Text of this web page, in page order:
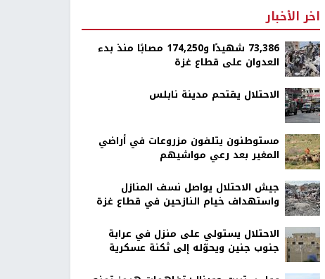
اخر الأخبار
73,386 شهيدًا و174,250 مصابًا منذ بدء
العدوان على قطاع غزة
الاحتلال يقتحم مدينة نابلس
مستوطنون يتلفون مزروعات في أراضي
المغير بعد رعي مواشيهم
جيش الاحتلال يواصل نسف المنازل
واستهداف خيام النازحين في قطاع غزة
الاحتلال يستولي على منزل في عرابة
جنوب جنين ويحوّله إلى ثكنة عسكرية